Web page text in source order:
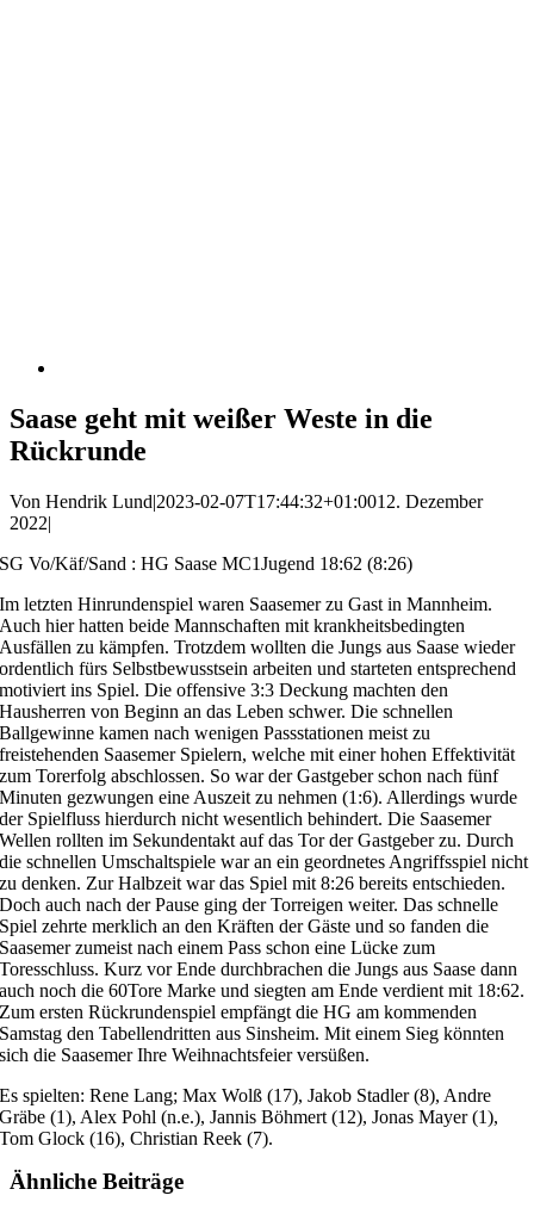
Saase geht mit weißer Weste in die
Rückrunde
Von Hendrik Lund|2023-02-07T17:44:32+01:0012. Dezember
2022|
SG Vo/Käf/Sand : HG Saase MC1Jugend 18:62 (8:26)
Im letzten Hinrundenspiel waren Saasemer zu Gast in Mannheim.
Auch hier hatten beide Mannschaften mit krankheitsbedingten
Ausfällen zu kämpfen. Trotzdem wollten die Jungs aus Saase wieder
ordentlich fürs Selbstbewusstsein arbeiten und starteten entsprechend
motiviert ins Spiel. Die offensive 3:3 Deckung machten den
Hausherren von Beginn an das Leben schwer. Die schnellen
Ballgewinne kamen nach wenigen Passstationen meist zu
freistehenden Saasemer Spielern, welche mit einer hohen Effektivität
zum Torerfolg abschlossen. So war der Gastgeber schon nach fünf
Minuten gezwungen eine Auszeit zu nehmen (1:6). Allerdings wurde
der Spielfluss hierdurch nicht wesentlich behindert. Die Saasemer
Wellen rollten im Sekundentakt auf das Tor der Gastgeber zu. Durch
die schnellen Umschaltspiele war an ein geordnetes Angriffsspiel nicht
zu denken. Zur Halbzeit war das Spiel mit 8:26 bereits entschieden.
Doch auch nach der Pause ging der Torreigen weiter. Das schnelle
Spiel zehrte merklich an den Kräften der Gäste und so fanden die
Saasemer zumeist nach einem Pass schon eine Lücke zum
Toresschluss. Kurz vor Ende durchbrachen die Jungs aus Saase dann
auch noch die 60Tore Marke und siegten am Ende verdient mit 18:62.
Zum ersten Rückrundenspiel empfängt die HG am kommenden
Samstag den Tabellendritten aus Sinsheim. Mit einem Sieg könnten
sich die Saasemer Ihre Weihnachtsfeier versüßen.
Es spielten: Rene Lang; Max Wolß (17), Jakob Stadler (8), Andre
Gräbe (1), Alex Pohl (n.e.), Jannis Böhmert (12), Jonas Mayer (1),
Tom Glock (16), Christian Reek (7).
Ähnliche Beiträge